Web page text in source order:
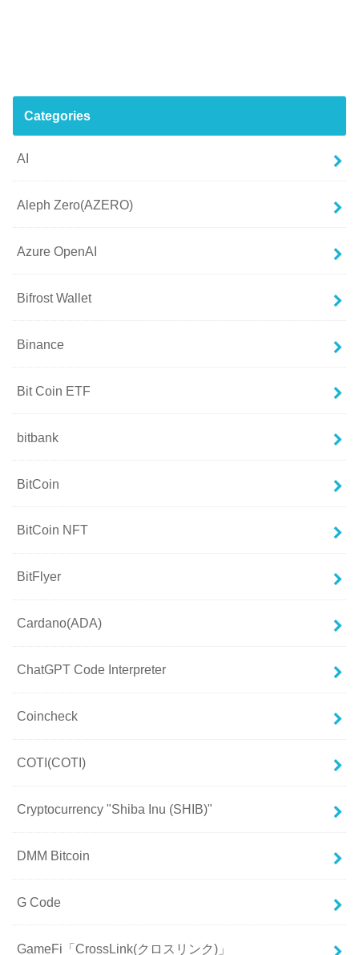
Categories
AI
Aleph Zero(AZERO)
Azure OpenAI
Bifrost Wallet
Binance
Bit Coin ETF
bitbank
BitCoin
BitCoin NFT
BitFlyer
Cardano(ADA)
ChatGPT Code Interpreter
Coincheck
COTI(COTI)
Cryptocurrency "Shiba Inu (SHIB)"
DMM Bitcoin
G Code
GameFi「CrossLink(クロスリンク)」